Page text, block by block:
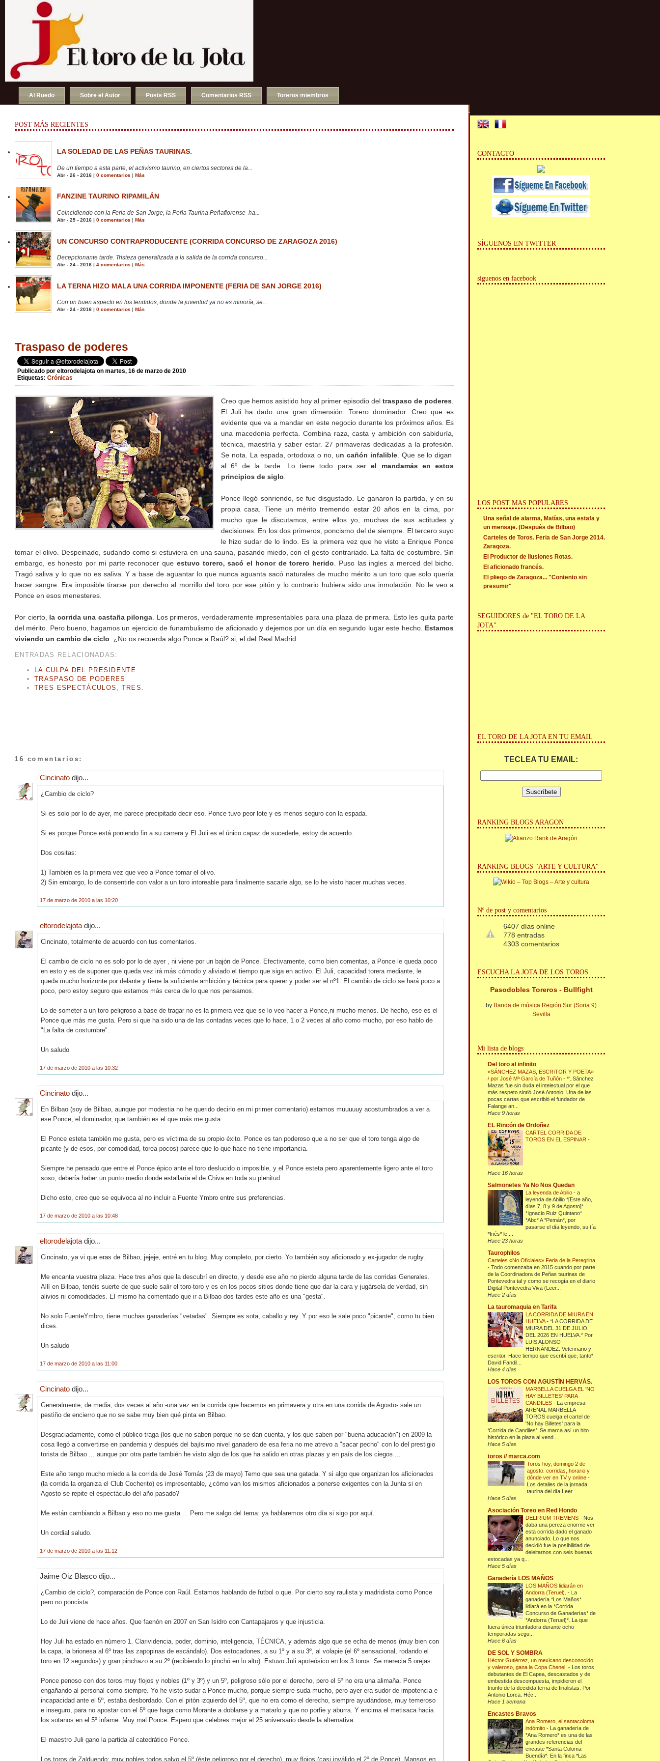
Al Ruedo Sobre el Autor Posts RSS Comentarios RSS Toreros miembros
POST MÁS RECIENTES
LA SOLEDAD DE LAS PEÑAS TAURINAS.
De un tiempo a esta parte, el activismo taurino, en ciertos sectores de la...
Abr - 26 - 2016 | 0 comentarios | Más
FANZINE TAURINO RIPAMILÁN
Coincidiendo con la Feria de San Jorge, la Peña Taurina Peñaflorense ha...
Abr - 25 - 2016 | 0 comentarios | Más
UN CONCURSO CONTRAPRODUCENTE (CORRIDA CONCURSO DE ZARAGOZA 2016)
Decepcionante tarde. Tristeza generalizada a la salida de la corrida concurso...
Abr - 24 - 2016 | 4 comentarios | Más
LA TERNA HIZO MALA UNA CORRIDA IMPONENTE (FERIA DE SAN JORGE 2016)
Con un buen aspecto en los tendidos, donde la juventud ya no es minoría, se...
Abr - 24 - 2016 | 0 comentarios Más
Traspaso de poderes
Publicado por eltorodelajota on martes, 16 de marzo de 2010
Etiquetas: Crónicas
Creo que hemos asistido hoy al primer episodio deltraspaso de poderes
El Juli ha dado una gran dimensión. Torero dominador. Creo que es
evidente que va a mandar en este negocio durante los próximos años. Es
una macedonia perfecta. Combina raza, casta y ambición con sabiduría,
técnica, maestría y saber estar. 27 primaveras dedicadas a la profesión.
Se nota. La espada, ortodoxa o no, un cañón infalible. Que se lo digan
al 6º de la tarde. Lo tiene todo para serel mandamás en estos
principios de siglo
Ponce llegó sonriendo, se fue disgustado. Le ganaron la partida, y en su
propia casa. Tiene un mérito tremendo estar 20 años en la cima, por
mucho que le discutamos, entre ellos yo, muchas de sus actitudes y
decisiones. En los dos primeros, poncismo del de siempre. El tercero suyo
le hizo sudar de lo lindo. Es la primera vez que he visto a Enrique Ponce
tomar el olivo. Despeinado, sudando como si estuviera en una sauna, pasando miedo, con el gesto contrariado. La falta de costumbre. Sin
embargo, es honesto por mi parte reconocer que estuvo torero, sacó el honor de torero herido . Puso las ingles a merced del bicho.
Tragó saliva y lo que no es saliva. Y a base de aguantar lo que nunca aguanta sacó naturales de mucho mérito a un toro que solo quería
hacer sangre. Era imposible tirarse por derecho al morrillo del toro por ese pitón y lo contrario hubiera sido una inmolación. No le veo a
Ponce en esos menesteres.
Por cierto, la corrida una castaña pilonga . Los primeros, verdaderamente impresentables para una plaza de primera. Esto les quita parte
del mérito. Pero bueno, hagamos un ejercicio de funambulismo de aficionado y dejemos por un día en segundo lugar este hecho. Estamos
viviendo un cambio de ciclo . ¿No os recuerda algo Ponce a Raúl? si, el del Real Madrid.
ENTRADAS RELACIONADAS:
LA CULPA DEL PRESIDENTE
TRASPASO DE PODERES
TRES ESPECTÁCULOS, TRES.
16 comentarios:
Cincinato dijo...
¿Cambio de ciclo?
Si es solo por lo de ayer, me parece precipitado decir eso. Ponce tuvo peor lote y es menos seguro con la espada.
Si es porque Ponce está poniendo fin a su carrera y El Juli es el único capaz de sucederle, estoy de acuerdo.
Dos cositas:
1) También es la primera vez que veo a Ponce tomar el olivo.
2) Sin embargo, lo de consentirle con valor a un toro intoreable para finalmente sacarle algo, se lo he visto hacer muchas veces.
17 de marzo de 2010 a las 10:20
eltorodelajota dijo...
Cincinato, totalmente de acuerdo con tus comentarios.
El cambio de ciclo no es solo por lo de ayer , ni viene por un bajón de Ponce. Efectivamente, como bien comentas, a Ponce le queda poco
en esto y es de suponer que queda vez irá más cómodo y aliviado el tiempo que siga en activo. El Juli, capacidad torera mediante, le
queda mucho horizonte por delante y tiene la suficiente ambición y técnica para querer y poder ser el nº1. El cambio de ciclo se hará poco a
poco, pero estoy seguro que estamos más cerca de lo que nos pensamos.
Lo de someter a un toro peligroso a base de tragar no es la primera vez que se lo veo hacer a Ponce,ni mucho menos. De hecho, ese es el
Ponce que más me gusta. Pero si que ha sido una de las contadas veces que lo hace, 1 o 2 veces al año como mucho, por eso hablo de
"La falta de costumbre".
Un saludo
17 de marzo de 2010 a las 10:32
Cincinato dijo...
En Bilbao (soy de Bilbao, aunque por modestia no he querido decirlo en mi primer comentario) estamos muuuuuy acostumbrados a ver a
ese Ponce, el dominador, que también es el que más me gusta.
El Ponce esteta también me gusta, pero es víctima de su propio éxito. Ponce es tan poderoso que a no ser que el toro tenga algo de
picante (y de esos, por comodidad, torea pocos) parece que lo que hace no tiene importancia.
Siempre he pensado que entre el Ponce épico ante el toro deslucido o imposible, y el Ponce esteta pero aparentemente ligero ante el toro
soso, debería haber un punto medio donde estallaría el de Chiva en toda su plenitud.
Dicho esto, creo que se equivoca al no incluir a Fuente Ymbro entre sus preferencias.
17 de marzo de 2010 a las 10:48
eltorodelajota dijo...
Cincinato, ya vi que eras de Bilbao, jejeje, entré en tu blog. Muy completo, por cierto. Yo también soy aficionado y ex-jugador de rugby.
Me encanta vuestra plaza. Hace tres años que la descubrí en directo, y desde ese año no pierdo alguna tarde de las corridas Generales.
Allí en Bilbao, tenéis suerte de que suele salir el toro-toro y es en los pocos sitios donde tiene que dar la cara y jugársela de verdad, sin
alivios ni comodidades. El mismo ha comentado que ir a Bilbao dos tardes este año es una "gesta".
No solo FuenteYmbro, tiene muchas ganaderías "vetadas". Siempre es sota, caballo y rey. Y por eso le sale poco "picante", como tu bien
dices.
Un saludo
17 de marzo de 2010 a las 11:00
Cincinato dijo...
Generalmente, de media, dos veces al año -una vez en la corrida que hacemos en primavera y otra en una corrida de Agosto- sale un
pestiño de encierro que no se sabe muy bien qué pinta en Bilbao.
Desgraciadamente, como el público traga (los que no saben porque no se dan cuenta, y los que saben por "buena aducación") en 2009 la
cosa llegó a convertirse en pandemia y después del bajísimo nivel ganadero de esa feria no me atrevo a "sacar pecho" con lo del prestigio
torista de Bilbao ... aunque por otra parte también he visto algo de los que ha salido en otras plazas y en país de los ciegos ...
Este año tengo mucho miedo a la corrida de José Tomás (23 de mayo) Temo que sea una gatada. Y si algo que organizan los aficionados
(la corrida la organiza el Club Cocherito) es impresentable, ¿cómo van los mismos aficionados a ponerse exigentes con la Junta si en
Agosto se repite el espectáculo del año pasado?
Me están cambiando a Bilbao y eso no me gusta ... Pero me salgo del tema: ya hablaremos otro día si sigo por aquí.
Un cordial saludo.
17 de marzo de 2010 a las 11:12
Jaime Oiz Blasco dijo...
¿Cambio de ciclo?, comparación de Ponce con Raúl. Estamos hablando de futbol o que. Por cierto soy raulista y madridista como Ponce
pero no poncista.
Lo de Juli viene de hace años. Que faenón en 2007 en San Isidro con Cantapajaros y que injusticia.
Hoy Juli ha estado en número 1. Clarividencia, poder, dominio, inteligencia, TÉCNICA, y además algo que se echa de menos (muy bien con
la capa, la brionesa al 6º tras las zapopinas de escándalo). Dos estocadones, a su 1º y a su 3º, al volapie (el 6º sensacional, rodando el
toro en 12 segundos) y gran pinchazo a su 2º (recibiendo lo pinchó en lo alto). Estuvo Juli apoteósico en los 3 toros. Se merecia 5 orejas.
Ponce penoso con dos toros muy flojos y nobles (1º y 3º) y un 5º, peligroso sólo por el derecho, pero el 5º no era una alimaña. Ponce
engañando al personal como siempre. Yo he visto sudar a Ponce mucho, porque siempre suda mucho, pero ayer era sudor de impotencia e
incapacidad ante el 5º, estaba desbordado. Con el pitón izquierdo del 5º, que no era como el derecho, siempre ayudándose, muy temeroso
e inseguro, para no apostar con el 5º que haga como Morante a doblarse y a matarlo y que no porfie y aburra. Y encima el metisaca hacia
los sotanos en el 5º infame. Muy mal Ponce. Espero que celebres mejor el 25 aniversario desde la alternativa.
El maestro Juli gano la partida al catedrático Ponce.
Los toros de Zalduendo: muy nobles todos salvo el 5º (éste peligroso por el derecho), muy flojos (casi inválido el 2º de Ponce). Mansos en
CONTACTO
SÍGUENOS EN TWITTER
siguenos en facebook
LOS POST MAS POPULARES
Una señal de alarma, Matías, una estafa y
un mensaje. (Después de Bilbao)
Carteles de Toros. Feria de San Jorge 2014.
Zaragoza.
El Productor de Ilusiones Rotas.
El aficionado francés.
El pliego de Zaragoza... "Contento sin
presumir"
SEGUIDORES de "EL TORO DE LA
JOTA"
EL TORO DE LA JOTA EN TU EMAIL
TECLEA TU EMAIL:
RANKING BLOGS ARAGON
RANKING BLOGS "ARTE Y CULTURA"
Nº de post y comentarios
6407 días online
778 entradas
4303 comentarios
ESCUCHA LA JOTA DE LOS TOROS
Pasodobles Toreros - Bullfight
by Banda de música Región Sur (Soria 9)
Sevilla
Mi lista de blogs
Del toro al infinito
«SÁNCHEZ MAZAS, ESCRITOR Y POETA»
/ por José Mª García de Tuñón-*'..Sánchez
Mazas fue sin duda el intelectual por el que
más respeto sintió José Antonio. Una de las
pocas cartas que escribió el fundador de
Falange an...
Hace 9 horas
EL Rincón de Ordoñez
CARTEL CORRIDA DE
TOROS EN EL ESPINAR-
Hace 16 horas
Salmonetes Ya No Nos Quedan
La leyenda de Abilio-a
leyenda de Abilio *[Este año,
días 7, 8 y 9 de Agosto]*
*Ignacio Ruiz Quintano*
*Abc* A *Pemán*, por
pasarse el día leyendo, su tía
*Inés* le ...
Hace 23 horas
Taurophilos
Carteles «No Oficiales» Feria de la Peregrina
-Todo comenzaba en 2015 cuando por parte
de la Coordinadora de Peñas taurinas de
Pontevedra tal y como se recogía en el diario
Digital Pontevedra Viva (Leer...
Hace 2 días
La tauromaquia en Tarifa
LA CORRIDA DE MIURA EN
HUELVA-*LA CORRIDA DE
MIURA DEL 31 DE JULIO
DEL 2026 EN HUELVA.* Por
LUIS ALONSO
HERNÁNDEZ. Veterinario y
escritor. Hace tiempo que escribí que, tanto*
David Fandil...
Hace 4 días
LOS TOROS CON AGUSTÍN HERVÁS.
MARBELLA CUELGA EL 'NO
HAY BILLETES' PARA
CANDILES- La empresa
ARENAL MARBELLA
TOROS cuelga el cartel de
'No hay Billetes' para la
‘Corrida de Candiles’. Se marca así un hito
histórico en la plaza al vend...
Hace 5 días
toros // marca.com
Toros hoy, domingo 2 de
agosto: corridas, horario y
dónde ver en TV y online-
Los detalles de la jornada
taurina del día Leer
Hace 5 días
Asociación Toreo en Red Hondo
DELIRIUM TREMENS- Nos
daba una pereza enorme ver
esta corrida dado el ganado
anunciado. Lo que nos
decidió fue la posibilidad de
deleitarnos con seis buenas
estocadas ya q...
Hace 5 días
Ganadería LOS MAÑOS
LOS MAÑOS lidiarán en
Andorra (Teruel).- La
ganadería *Los Maños*
lidiará en la *Corrida
Concurso de Ganaderías* de
*Andorra (Teruel)*. La que
fuera única triunfadora durante ocho
temporadas segu...
Hace 6 días
DE SOL Y SOMBRA
Héctor Gutiérrez, un mexicano desconocido
y valeroso, gana la Copa Chenel.- Los toros
debutantes de El Capea, descastados y de
embestida descompuesta, impidieron el
triunfo de la decidida terna de finalistas. Por
Antonio Lorca. Héc...
Hace 1 semana
Encastes Bravos
Ana Romero, el santacoloma
indómito- La ganadería de
*Ana Romero* es una de las
grandes referencias del
encaste *Santa Coloma-
Buendía*. En la finca *Las